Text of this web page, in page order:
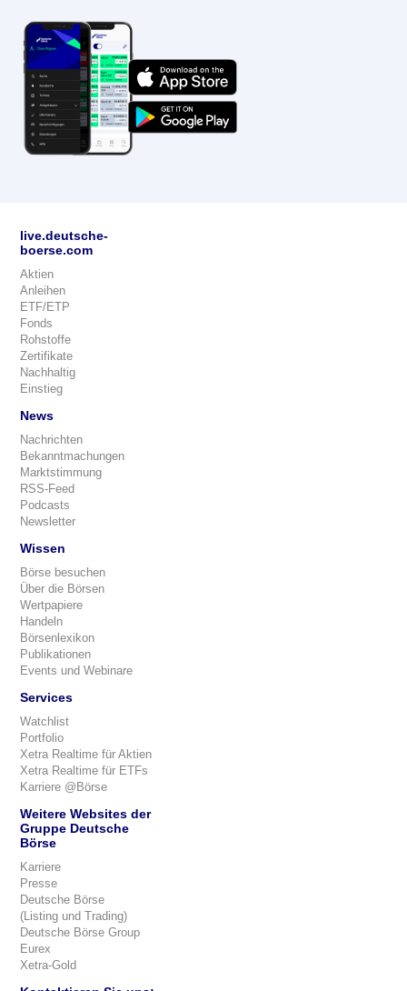
live.deutsche-
boerse.com
Aktien
Anleihen
ETF/ETP
Fonds
Rohstoffe
Zertifikate
Nachhaltig
Einstieg
News
Nachrichten
Bekanntmachungen
Marktstimmung
RSS-Feed
Podcasts
Newsletter
Wissen
Börse besuchen
Über die Börsen
Wertpapiere
Handeln
Börsenlexikon
Publikationen
Events und Webinare
Services
Watchlist
Portfolio
Xetra Realtime für Aktien
Xetra Realtime für ETFs
Karriere @Börse
Weitere Websites der
Gruppe Deutsche
Börse
Karriere
Presse
Deutsche Börse
(Listing und Trading)
Deutsche Börse Group
Eurex
Xetra-Gold